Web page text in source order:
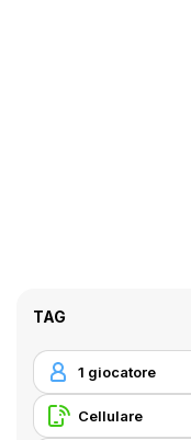
TAG
1 giocatore
Cellulare